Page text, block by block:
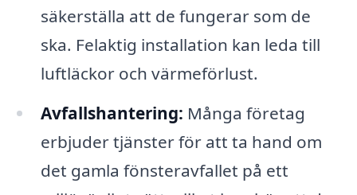
säkerställa att de fungerar som de
ska. Felaktig installation kan leda till
luftläckor och värmeförlust.
Avfallshantering: Många företag
erbjuder tjänster för att ta hand om
det gamla fönsteravfallet på ett